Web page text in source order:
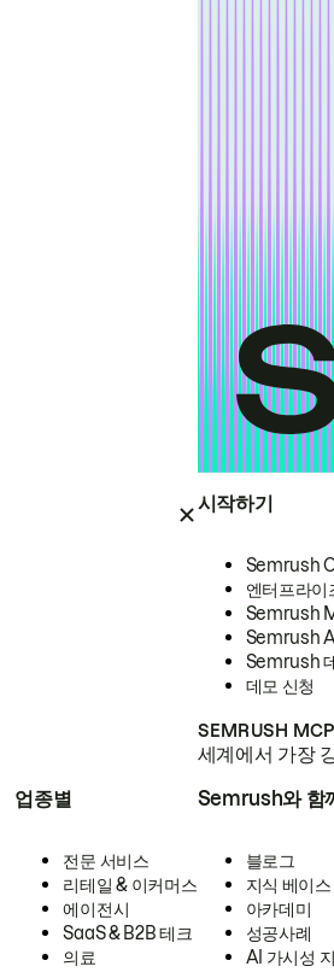
시작하기
Semrush
엔터프라이
Semrush
Semrush
Semrush
데모 신청
SEMRUSH MCP
세계에서 가장
업종별
전문 서비스
리테일 & 이커머스
에이전시
SaaS & B2B 테크
의료
Semrush와 함
블로그
지식 베이스
아카데미
성공사례
AI 가시성